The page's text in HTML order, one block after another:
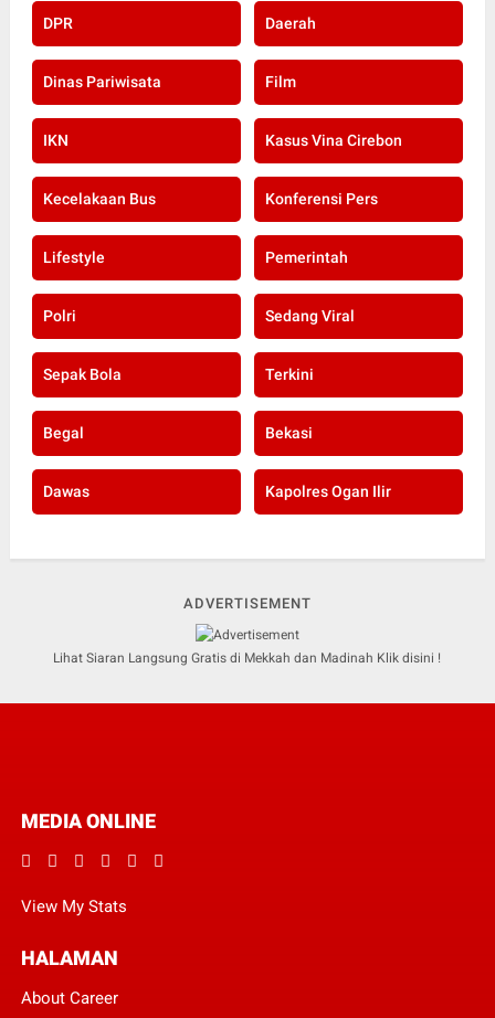
DPR Daerah
Dinas Pariwisata Film
IKN Kasus Vina Cirebon
Kecelakaan Bus Konferensi Pers
Lifestyle Pemerintah
Polri Sedang Viral
Sepak Bola Terkini
Begal Bekasi
Dawas Kapolres Ogan Ilir
ADVERTISEMENT
Lihat Siaran Langsung Gratis di Mekkah dan Madinah Klik disini !
MEDIA ONLINE
View My Stats
HALAMAN
About Career